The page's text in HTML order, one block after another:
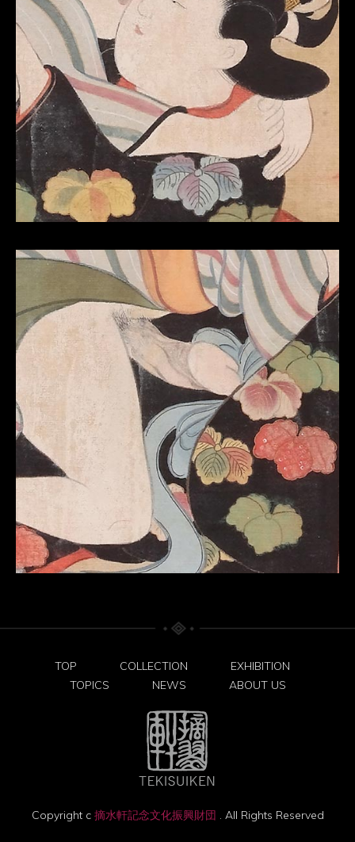
TOP COLLECTION
EXHIBITION
TOPICS
NEWS ABOUT US
Copyright c 摘水軒記念文化振興財団 . All Rights Reserved